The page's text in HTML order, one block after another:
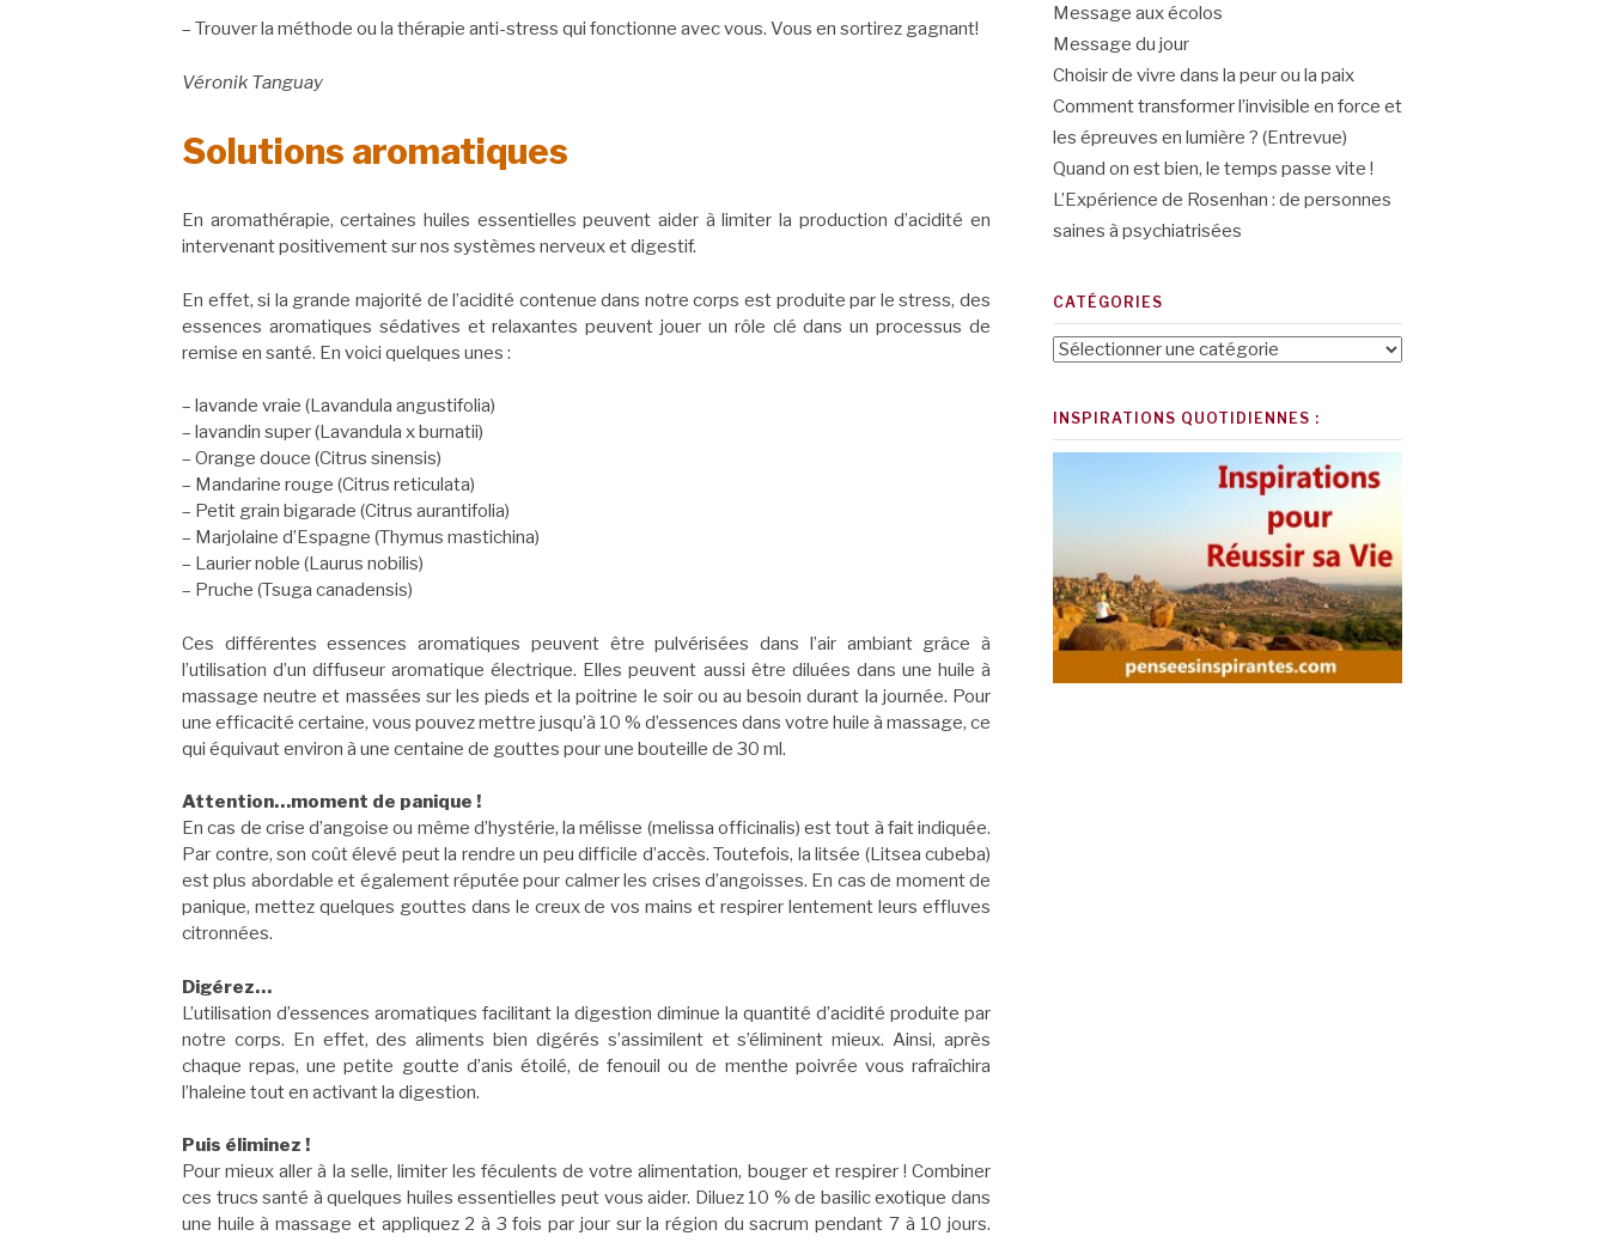
– Trouver la méthode ou la thérapie anti-stress qui fonctionne avec vous. Vous en sortirez gagnant!
Véronik Tanguay
Solutions aromatiques
En aromathérapie, certaines huiles essentielles peuvent aider à limiter la production d’acidité en
intervenant positivement sur nos systèmes nerveux et digestif.
En effet, si la grande majorité de l’acidité contenue dans notre corps est produite par le stress, des
essences aromatiques sédatives et relaxantes peuvent jouer un rôle clé dans un processus de
remise en santé. En voici quelques unes :
– lavande vraie (Lavandula angustifolia)
– lavandin super (Lavandula x burnatii)
– Orange douce (Citrus sinensis)
– Mandarine rouge (Citrus reticulata)
– Petit grain bigarade (Citrus aurantifolia)
– Marjolaine d’Espagne (Thymus mastichina)
– Laurier noble (Laurus nobilis)
– Pruche (Tsuga canadensis)
Ces différentes essences aromatiques peuvent être pulvérisées dans l’air ambiant grâce à
l’utilisation d’un diffuseur aromatique électrique. Elles peuvent aussi être diluées dans une huile à
massage neutre et massées sur les pieds et la poitrine le soir ou au besoin durant la journée. Pour
une efficacité certaine, vous pouvez mettre jusqu’à 10 % d’essences dans votre huile à massage, ce
qui équivaut environ à une centaine de gouttes pour une bouteille de 30 ml.
Attention…moment de panique !
En cas de crise d’angoise ou même d’hystérie, la mélisse (melissa officinalis) est tout à fait indiquée.
Par contre, son coût élevé peut la rendre un peu difficile d’accès. Toutefois, la litsée (Litsea cubeba)
est plus abordable et également réputée pour calmer les crises d’angoisses. En cas de moment de
panique, mettez quelques gouttes dans le creux de vos mains et respirer lentement leurs effluves
citronnées.
Digérez…
L’utilisation d’essences aromatiques facilitant la digestion diminue la quantité d’acidité produite par
notre corps. En effet, des aliments bien digérés s’assimilent et s’éliminent mieux. Ainsi, après
chaque repas, une petite goutte d’anis étoilé, de fenouil ou de menthe poivrée vous rafraîchira
l’haleine tout en activant la digestion.
Puis éliminez !
Pour mieux aller à la selle, limiter les féculents de votre alimentation, bouger et respirer ! Combiner
ces trucs santé à quelques huiles essentielles peut vous aider. Diluez 10 % de basilic exotique dans
une huile à massage et appliquez 2 à 3 fois par jour sur la région du sacrum pendant 7 à 10 jours.
Message aux écolos
Message du jour
Choisir de vivre dans la peur ou la paix
Comment transformer l’invisible en force et
les épreuves en lumière ? (Entrevue)
Quand on est bien, le temps passe vite !
L’Expérience de Rosenhan : de personnes
saines à psychiatrisées
CATÉGORIES
Catégories
INSPIRATIONS QUOTIDIENNES :